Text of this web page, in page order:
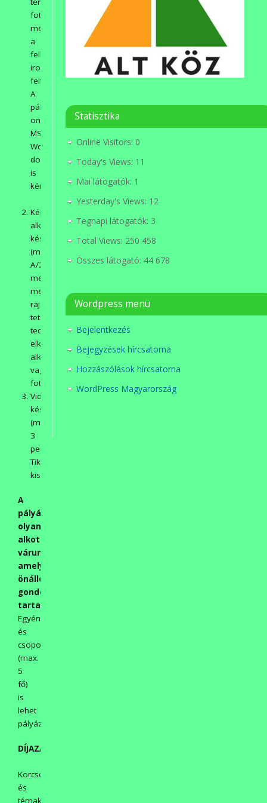
fotó
mellékletekkel,
a
felhasznált
irodalom
feltüntetésével).
A
pályázatot
online
MS
Word
dokumentumban
is
kérjük.
Képzőművészeti
alkotás
készítésével
(max.
A/2
méretnek
megfelelő
rajzlapra,
tetszőleges
technikával
elkészített
alkotással
vagy
fotóval).
Videó
készítésével
(max.
3
perces
TikTok
kisfilm).
A
pályázatra
olyan
alkotásokat
várunk,
amelyek
önálló
gondolatokat
tartalmaznak
Egyénileg
és
csoportosan
(max.
5
fő)
is
lehet
pályázni.
DÍJAZÁS:
Korcsoportonként
és
témakörönként
Statisztika
Online Visitors: 0
Today's Views: 11
Mai látogatók: 1
Yesterday's Views: 12
Tegnapi látogatók: 3
Total Views: 250 458
Összes látogató: 44 678
Wordpress menü
Bejelentkezés
Bejegyzések hírcsatorna
Hozzászólások hírcsatorna
WordPress Magyarország